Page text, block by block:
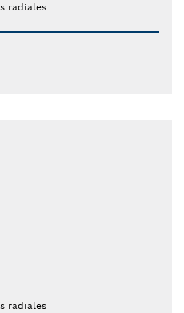
radiales
radiales